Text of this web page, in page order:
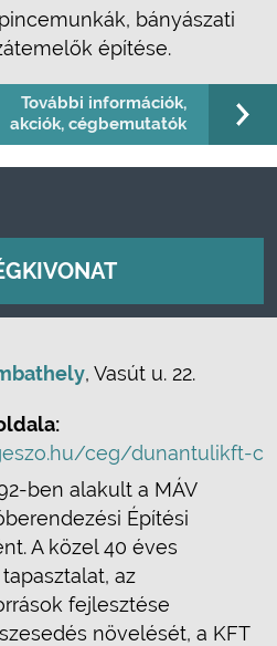
bányászati
építése.
További információk,
akciók, cégbemutatók
, Vasút u. 22.
ceg/dunantulikft-c
ben alakult a MÁV
Építési
A közel 40 éves
az
fejlesztése
növelését, a KFT